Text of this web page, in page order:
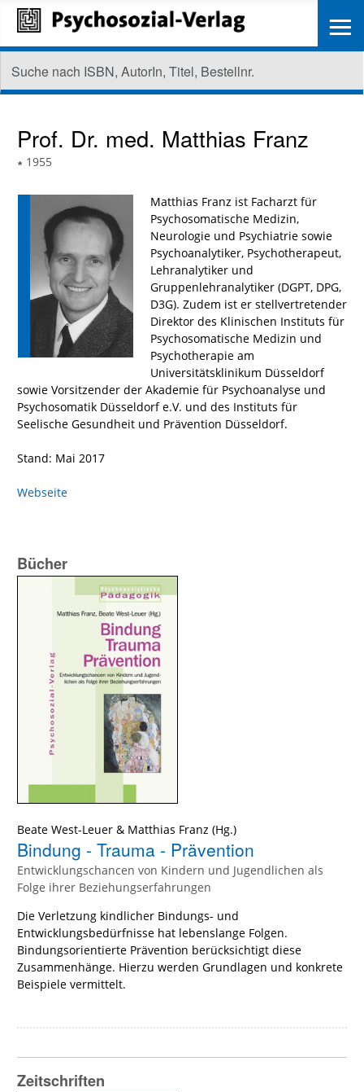
Prof. Dr. med. Matthias Franz
∗ 1955
Matthias Franz ist Facharzt für
Psychosomatische Medizin,
Neurologie und Psychiatrie sowie
Psychoanalytiker, Psychotherapeut,
Lehranalytiker und
Gruppenlehranalytiker (DGPT, DPG,
D3G). Zudem ist er stellvertretender
Direktor des Klinischen Instituts für
Psychosomatische Medizin und
Psychotherapie am
Universitätsklinikum Düsseldorf
sowie Vorsitzender der Akademie für Psychoanalyse und
Psychosomatik Düsseldorf e.V. und des Instituts für
Seelische Gesundheit und Prävention Düsseldorf.
Stand: Mai 2017
Webseite
Bücher
Beate West-Leuer & Matthias Franz (Hg.)
Bindung - Trauma - Prävention
Entwicklungschancen von Kindern und Jugendlichen als
Folge ihrer Beziehungserfahrungen
Die Verletzung kindlicher Bindungs- und
Entwicklungsbedürfnisse hat lebenslange Folgen.
Bindungsorientierte Prävention berücksichtigt diese
Zusammenhänge. Hierzu werden Grundlagen und konkrete
Beispiele vermittelt.
Zeitschriften
≡